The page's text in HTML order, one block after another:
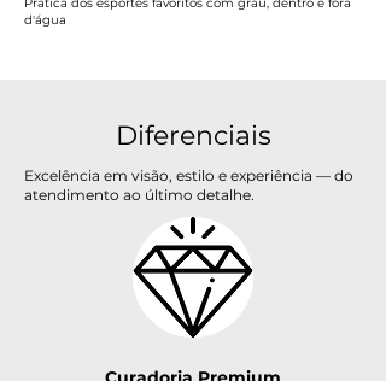
d'água
Diferenciais
Excelência em visão, estilo e experiência — do
atendimento ao último detalhe.